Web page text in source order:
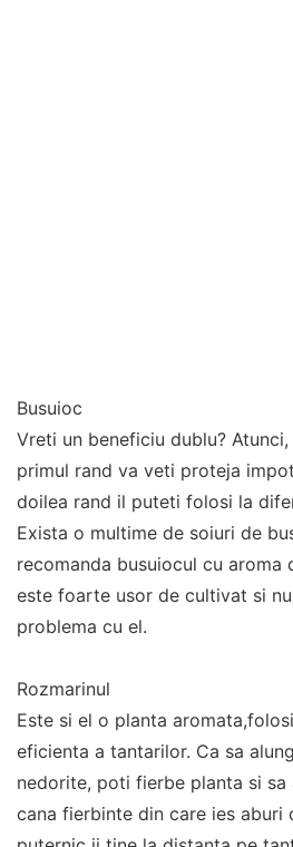
Busuioc
Vreti un beneficiu dublu?
primul rand va veti proteja
doilea rand il puteti folosi la
Exista o multime de soiuri de
recomanda busuiocul cu aroma
este foarte usor de cultivat si
problema cu el.
Rozmarinul
Este si el o planta
eficienta a tantarilor. Ca sa
nedorite, poti fierbe planta si sa
cana fierbinte din care ies aburi